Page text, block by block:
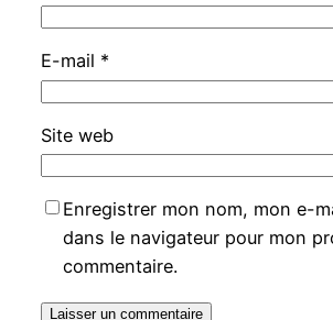
E-mail *
Site web
Enregistrer mon nom, mon e-
dans le navigateur pour mon
commentaire.